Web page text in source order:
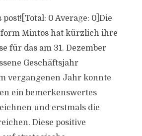
0 Average: 0]Die
Mintos hat kürzlich ihre
für das am 31. Dezember
Geschäftsjahr
vergangenen Jahr konnte
ein bemerkenswertes
und erstmals die
Diese positive